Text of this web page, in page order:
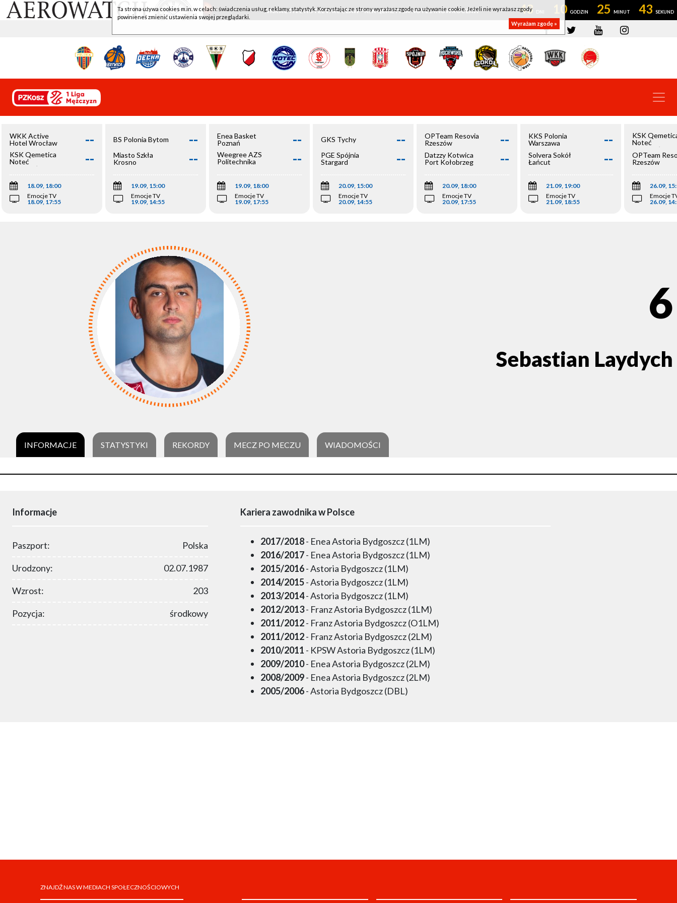
WKK ACTIVE HOTEL WROCŁAW - KSK QEMETICA NOTEĆ INOWROCŁAW 43 10 25 42
WKK Active
Hotel Wrocław
--
KSK Qemetica
Noteć
Inowrocław
--
18.09, 18:00
Emocje TV
18.09, 17:55
BS Polonia Bytom --
Miasto Szkła
Krosno
--
19.09, 15:00
Emocje TV
19.09, 14:55
Enea Basket
Poznań
--
Weegree AZS
Politechnika
--
19.09, 18:00
Emocje TV
19.09, 17:55
GKS Tychy --
PGE Spójnia
Stargard
--
20.09, 15:00
Emocje TV
20.09, 14:55
OPTeam Resovia
Rzeszów
--
Datzzy Kotwica
Port Kołobrzeg
--
20.09, 18:00
Emocje TV
20.09, 17:55
KKS Polonia
Warszawa
--
Solvera Sokół
Łańcut
--
21.09, 19:00
Emocje TV
21.09, 18:55
KSK
Noteć
Inowrocław
OPTeam
Rzeszów
26.09,
Emocje
26.09,
6
Sebastian Laydych
INFORMACJE STATYSTYKI REKORDY MECZ PO MECZU WIADOMOŚCI
Informacje
Paszport: Polska
Urodzony: 02.07.1987
Wzrost: 203
Pozycja: środkowy
Kariera zawodnika w Polsce
2017/2018- Enea Astoria Bydgoszcz (1LM)
2016/2017- Enea Astoria Bydgoszcz (1LM)
2015/2016- Astoria Bydgoszcz (1LM)
2014/2015- Astoria Bydgoszcz (1LM)
2013/2014- Astoria Bydgoszcz (1LM)
2012/2013- Franz Astoria Bydgoszcz (1LM)
2011/2012- Franz Astoria Bydgoszcz (O1LM)
2011/2012- Franz Astoria Bydgoszcz (2LM)
2010/2011 - KPSW Astoria Bydgoszcz (1LM)
2009/2010- Enea Astoria Bydgoszcz (2LM)
2008/2009- Enea Astoria Bydgoszcz (2LM)
2005/2006- Astoria Bydgoszcz (DBL)
ZNAJDŹ NAS W MEDIACH SPOŁECZNOŚCIOWYCH
Ta strona używa cookies m.in. w celach: świadczenia usług, reklamy, statystyk. Korzystając ze strony wyrażasz zgodę na używanie cookie. Jeżeli nie wyrażasz zgody
powinieneś zmienić ustawienia swojej przeglądarki.
Wyrażam zgodę »